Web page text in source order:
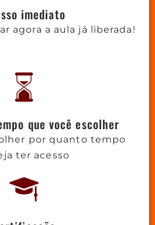
imediato
agora a aula já liberada!
que você escolher
por quanto tempo
ter acesso